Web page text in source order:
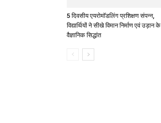
5 दिवसीय एयरोमॉडलिंग प्रशिक्षण संपन्न,
विद्यार्थियों ने सीखे विमान निर्माण एवं उड़ान के
वैज्ञानिक सिद्धांत